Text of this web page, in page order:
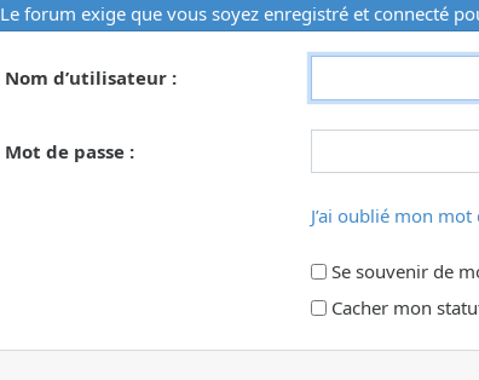
Le forum exige que vous soyez enregistré et connecté
Nom d’utilisateur :
Mot de passe :
J’ai oublié mon mot
Se souvenir de
Cacher mon